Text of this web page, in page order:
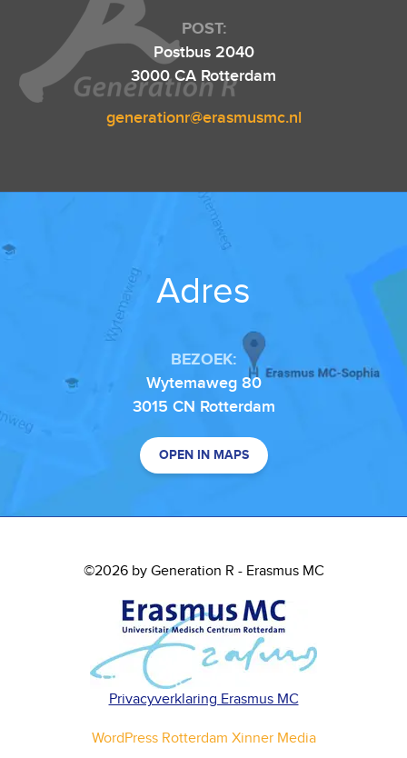
POST:
Postbus 2040
3000 CA Rotterdam
generationr@erasmusmc.nl
Adres
BEZOEK:
Wytemaweg 80
3015 CN Rotterdam
OPEN IN MAPS
©2026 by Generation R - Erasmus MC
Privacyverklaring Erasmus MC
WordPress Rotterdam Xinner Media